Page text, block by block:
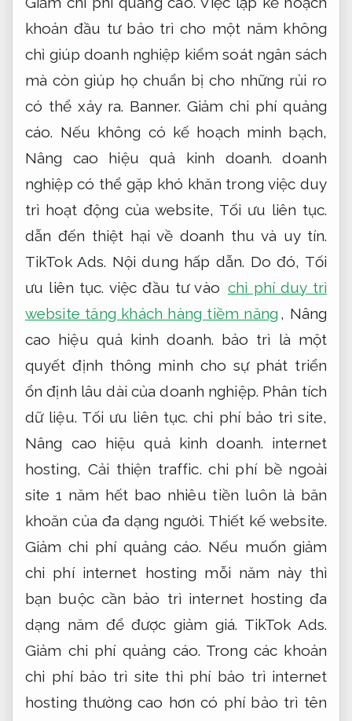
khoản đầu tư bảo trì cho một năm không
chỉ giúp doanh nghiệp kiểm soát ngân sách
mà còn giúp họ chuẩn bị cho những rủi ro
có thể xảy ra. Banner. Giảm chi phí quảng
cáo. Nếu không có kế hoạch minh bạch,
Nâng cao hiệu quả kinh doanh. doanh
nghiệp có thể gặp khó khăn trong việc duy
trì hoạt động của website, Tối ưu liên tục.
dẫn đến thiệt hại về doanh thu và uy tín.
TikTok Ads. Nội dung hấp dẫn. Do đó, Tối
ưu liên tục. việc đầu tư vào chi phí duy trì
website tăng khách hàng tiềm năng , Nâng
cao hiệu quả kinh doanh. bảo trì là một
quyết định thông minh cho sự phát triển
ổn định lâu dài của doanh nghiệp. Phân tích
dữ liệu. Tối ưu liên tục. chi phí bảo trì site,
Nâng cao hiệu quả kinh doanh. internet
hosting, Cải thiện traffic. chi phí bề ngoài
site 1 năm hết bao nhiêu tiền luôn là băn
khoăn của đa dạng người. Thiết kế website.
Giảm chi phí quảng cáo. Nếu muốn giảm
chi phí internet hosting mỗi năm này thì
bạn buộc cần bảo trì internet hosting đa
dạng năm để được giảm giá. TikTok Ads.
Giảm chi phí quảng cáo. Trong các khoản
chi phí bảo trì site thì phí bảo trì internet
hosting thường cao hơn có phí bảo trì tên